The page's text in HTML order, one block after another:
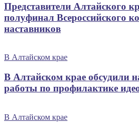
Представители Алтайского
полуфинал Всероссийского
наставников
В Алтайском крае
В Алтайском крае обсудили
работы по профилактике
В Алтайском крае